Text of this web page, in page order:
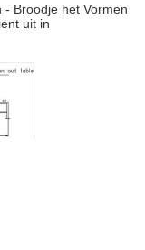
Broodje het Vormen
uit in